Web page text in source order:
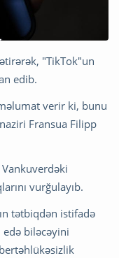
"TikTok"un
edib.
verir ki, bunu
Fransua Filipp
vurğulayıb.
tətbiqdən istifadə
biləcəyini